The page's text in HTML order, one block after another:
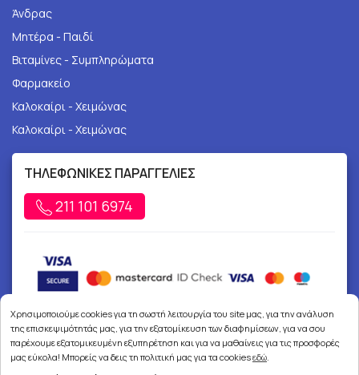
Άνδρας
Μητέρα - Παιδί
Βιταμίνες - Συμπληρώματα
Φαρμακείο
Καλοκαίρι - Χειμώνας
Καλοκαίρι - Χειμώνας
ΤΗΛΕΦΩΝΙΚΕΣ ΠΑΡΑΓΓΕΛΙΕΣ
211 101 6974
Χρησιμοποιούμε cookies για τη σωστή λειτουργία του site μας, για την ανάλυση
της επισκεψιμότητάς μας, για την εξατομίκευση των διαφημίσεων, για να σου
παρέχουμε εξατομικευμένη εξυπηρέτηση και για να μαθαίνεις για τις προσφορές
μας εύκολα! Μπορείς να δεις τη πολιτική μας για τα cookiesεδώ.